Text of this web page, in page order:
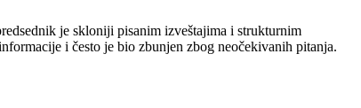
je skloniji pisanim izveštajima i strukturnim
i često je bio zbunjen zbog neočekivanih pitanja.